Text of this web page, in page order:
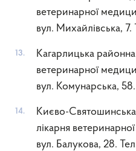
ветеринарної
вул. Михайлівська,
Кагарлицька
ветеринарної
вул. Комунарська,
Києво-
лікарня
вул. Балукова, 28.